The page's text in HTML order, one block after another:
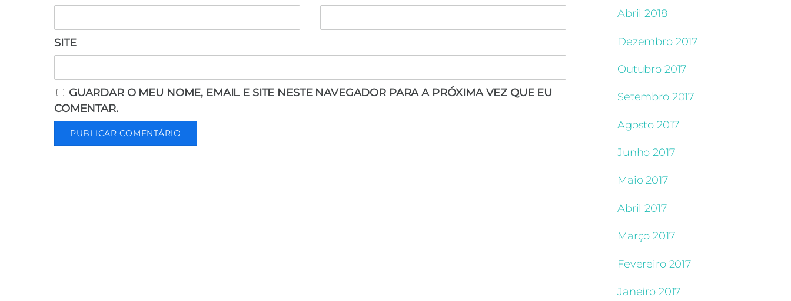
SITE
GUARDAR O MEU NOME, EMAIL E SITE NESTE NAVEGADOR PARA A PRÓXIMA VEZ QUE EU
COMENTAR.
Abril 2018
Dezembro 2017
Outubro 2017
Setembro 2017
Agosto 2017
Junho 2017
Maio 2017
Abril 2017
Março 2017
Fevereiro 2017
Janeiro 2017